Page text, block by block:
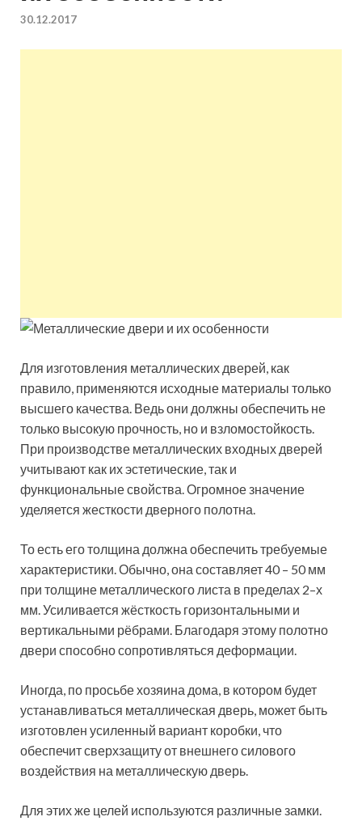
квартир недорого.
30.12.2017
Для изготовления металлических дверей, как
правило, применяются исходные материалы только
высшего качества. Ведь они должны обеспечить не
только высокую прочность, но и взломостойкость.
При производстве металлических входных дверей
учитывают как их эстетические, так и
функциональные свойства. Огромное значение
уделяется жесткости дверного полотна.
То есть его толщина должна обеспечить требуемые
характеристики. Обычно, она составляет 40 – 50 мм
при толщине металлического листа в пределах 2–х
мм. Усиливается жёсткость горизонтальными и
вертикальными рёбрами. Благодаря этому полотно
двери способно сопротивляться деформации.
Иногда, по просьбе хозяина дома, в котором будет
устанавливаться металлическая дверь, может быть
изготовлен усиленный вариант коробки, что
обеспечит сверхзащиту от внешнего силового
воздействия на металлическую дверь.
Для этих же целей используются различные замки.